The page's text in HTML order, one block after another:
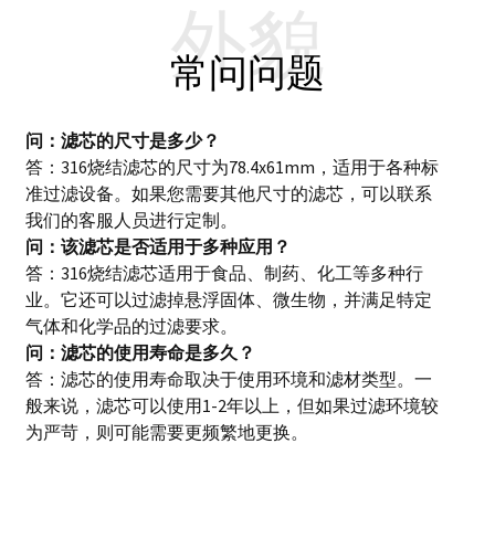
常问问题
外貌
问：滤芯的尺寸是多少？
答：316烧结滤芯的尺寸为78.4x61mm，适用于各种标
准过滤设备。如果您需要其他尺寸的滤芯，可以联系
我们的客服人员进行定制。
问：该滤芯是否适用于多种应用？
答：316烧结滤芯适用于食品、制药、化工等多种行
业。它还可以过滤掉悬浮固体、微生物，并满足特定
气体和化学品的过滤要求。
问：滤芯的使用寿命是多久？
答：滤芯的使用寿命取决于使用环境和滤材类型。一
般来说，滤芯可以使用1-2年以上，但如果过滤环境较
为严苛，则可能需要更频繁地更换。